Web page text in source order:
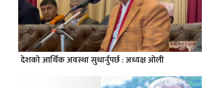
देशको आर्थिक अवस्था सुधार्नुपर्छ : अध्यक्ष ओली